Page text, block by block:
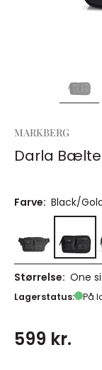
MARKBERG
Darla
Farve: Black/
Størrelse: One
Lagerstatus: På
599 kr.